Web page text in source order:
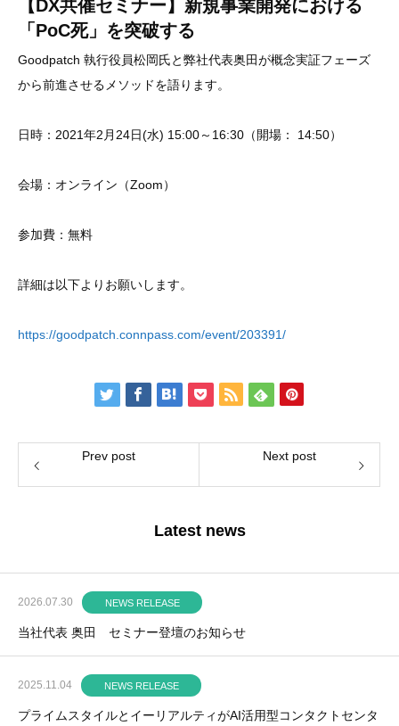
【DX共催セミナー】新規事業開発における
「PoC死」を突破する
Goodpatch 執行役員松岡氏と弊社代表奥田が概念実証フェーズ
から前進させるメソッドを語ります。
日時：2021年2月24日(水) 15:00～16:30（開場： 14:50）
会場：オンライン（Zoom）
参加費：無料
詳細は以下よりお願いします。
https://goodpatch.connpass.com/event/203391/
Prev post Next post
Latest news
2026.07.30 NEWS RELEASE
当社代表 奥田 セミナー登壇のお知らせ
2025.11.04 NEWS RELEASE
プライムスタイルとイーリアルティがAI活用型コンタクトセンタ